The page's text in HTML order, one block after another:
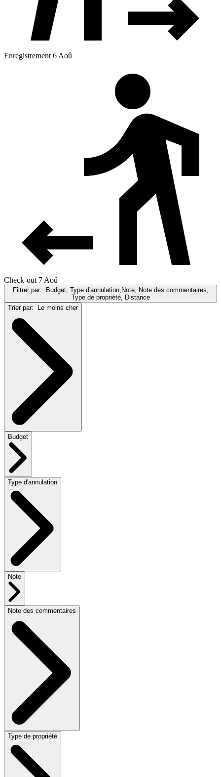
Enregistrement 6 Aoû
Check-out 7 Aoû
Filtrer par:
Budget, Type d'annulation,Note, Note des commentaires,
Type de propriété, Distance
Trier par:
Le moins cher
Budget
Type d'annulation
Note
Note des commentaires
Type de propriété